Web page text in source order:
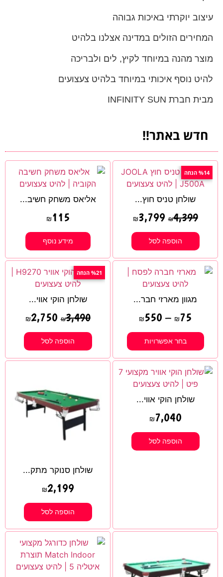
עיצוב יוקרתי באיכות גבוהה
המחירים הזולים במדינה אצלנו בלהיט
מוצר מהנה במיוחד לקיץ, לים ולבריכה
להיט נוסף איכותי במיוחד בלהיט צעצועים
מבית חברת INFINITY SUN
חדש באתר!!
%14 הנחה
שולחן טניס חוץ...
₪4,399
₪3,799
הוספה לסל
אליאס משחק חשיב...
₪ 115
מידע נוסף
מגוון מארזי חבר...
₪ 75
–
₪ 550
בחר אפשרויות
%21 הנחה
שולחן הוקי אווי...
₪3,490
₪2,750
הוספה לסל
שולחן הוקי אווי...
₪ 7,040
הוספה לסל
שולחן סנוקר מתק...
₪2,199
הוספה לסל